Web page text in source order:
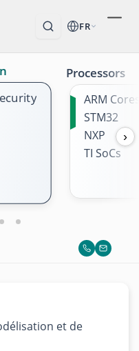
FR
Processors
ARM
STM32
NXP
TI SoCs
›
et de